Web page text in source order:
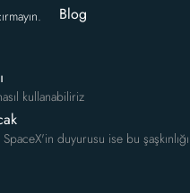
kullanabiliriz
duyurusu ise bu
Blog